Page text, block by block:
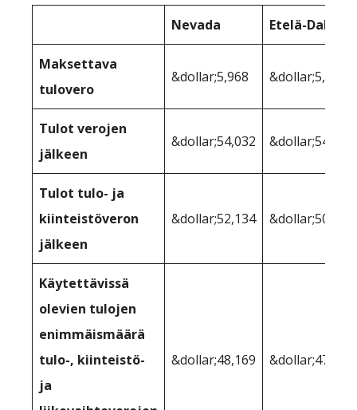
Nevada Etelä-Dakota
Maksettava
tulovero
&dollar;5,968 &dollar;5,968
Tulot verojen
jälkeen
&dollar;54,032 &dollar;54,032
Tulot tulo- ja
kiinteistöveron
jälkeen
&dollar;52,134 &dollar;50,975
Käytettävissä
olevien tulojen
enimmäismäärä
tulo-, kiinteistö-
ja
&dollar;48,169 &dollar;47,909